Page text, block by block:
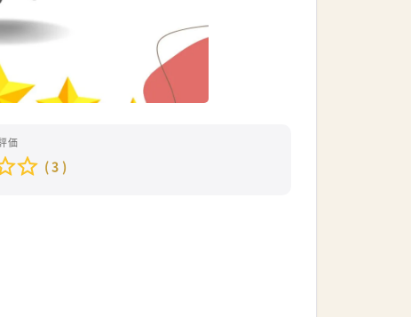
価
( 3 )